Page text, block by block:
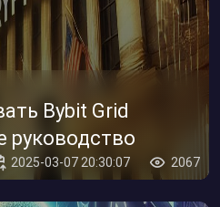
Bybit Grid
руководство
2025-03-07 20:30:07 2067